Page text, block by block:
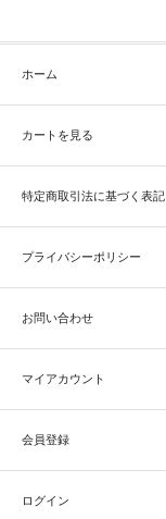
ホーム
カートを見る
特定商取引法に基づく表記
プライバシーポリシー
お問い合わせ
マイアカウント
会員登録
ログイン